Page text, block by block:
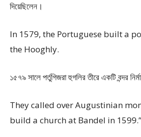
দিয়েছিলেন।
In 1579, the Portuguese built a
the Hooghly.
১৫৭৯ সালে পর্তুগিজরা হুগলির তীরে একটি বন্দর
They called over Augustinian
build a church at Bandel in 1599.”